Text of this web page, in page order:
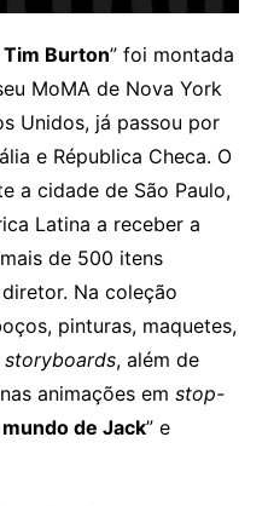
Burton” foi montada
MoMA de Nova York
Unidos, já passou por
e Républica Checa. O
a cidade de São Paulo,
Latina a receber a
de 500 itens
Na coleção
pinturas, maquetes,
storyboards, além de
animações em stop-
de Jack” e